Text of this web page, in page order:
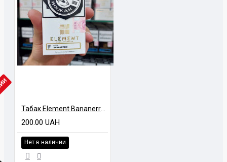
200.00 UAH
Нет в наличии